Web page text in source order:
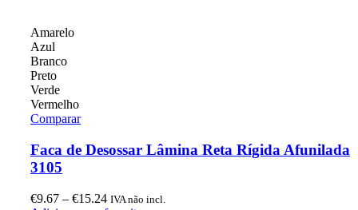
Amarelo
Azul
Branco
Preto
Verde
Vermelho
Comparar
Faca de Desossar Lâmina Reta Rígida Afunilada
3105
€9.67 – €15.24 IVA não incl.